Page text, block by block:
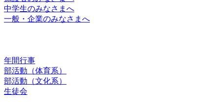
中学生のみなさまへ
一般・企業のみなさまへ
年間行事
部活動（体育系）
部活動（文化系）
生徒会